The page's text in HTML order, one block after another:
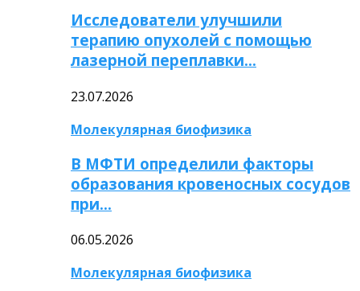
Исследователи улучшили
терапию опухолей с помощью
лазерной переплавки…
23.07.2026
Молекулярная биофизика
В МФТИ определили факторы
образования кровеносных сосудов
при…
06.05.2026
Молекулярная биофизика